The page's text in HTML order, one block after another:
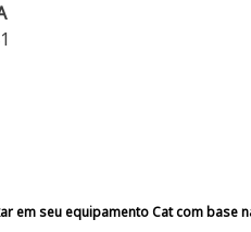
em seu equipamento Cat com base